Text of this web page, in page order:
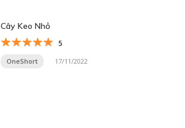
Cây Keo Nhỏ
5
OneShort 17/11/2022